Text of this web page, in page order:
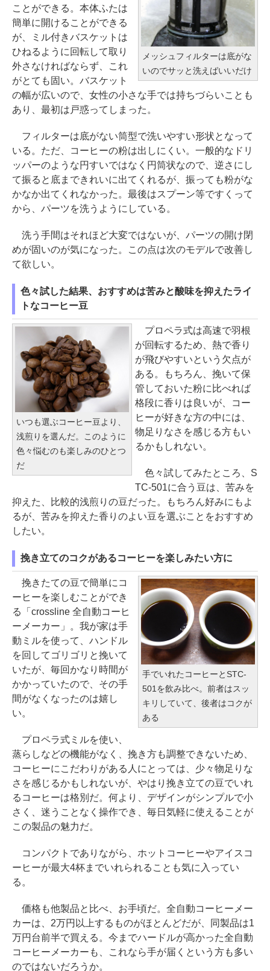
メッシュフィルターは底がな
いのでサッと洗えばいいだけ
ことができる。本体ふたは
簡単に開けることができる
が、ミル付きバスケットは
ひねるように回転して取り
外さなければならず、これ
がとても固い。バスケット
の幅が広いので、女性の小さな手では持ちづらいことも
あり、最初は戸惑ってしまった。
フィルターは底がない筒型で洗いやすい形状となって
いる。ただ、コーヒーの粉は出しにくい。一般的なドリ
ッパーのような円すいではなく円筒状なので、逆さにし
て振ると底まできれいに出てくれるが、振っても粉がな
かなか出てくれなかった。最後はスプーン等ですくって
から、パーツを洗うようにしている。
洗う手間はそれほど大変ではないが、パーツの開け閉
めが固いのが気になった。この点は次のモデルで改善し
て欲しい。
色々試した結果、おすすめは苦みと酸味を抑えたライ
トなコーヒー豆
いつも選ぶコーヒー豆より、
浅煎りを選んだ。このように
色々悩むのも楽しみのひとつ
だ
プロペラ式は高速で羽根
が回転するため、熱で香り
が飛びやすいという欠点が
ある。もちろん、挽いて保
管しておいた粉に比べれば
格段に香りは良いが、コー
ヒーが好きな方の中には、
物足りなさを感じる方もい
るかもしれない。
色々試してみたところ、S
TC-501に合う豆は、苦みを
抑えた、比較的浅煎りの豆だった。もちろん好みにもよ
るが、苦みを抑えた香りのよい豆を選ぶことをおすすめ
したい。
挽き立てのコクがあるコーヒーを楽しみたい方に
手でいれたコーヒーとSTC-
501を飲み比べ。前者はスッ
キリしていて、後者はコクが
ある
挽きたての豆で簡単にコ
ーヒーを楽しむことができ
る「crossline 全自動コーヒ
ーメーカー」。我が家は手
動ミルを使って、ハンドル
を回してゴリゴリと挽いて
いたが、毎回かなり時間が
かかっていたので、その手
間がなくなったのは嬉し
い。
プロペラ式ミルを使い、
蒸らしなどの機能がなく、挽き方も調整できないため、
コーヒーにこだわりがある人にとっては、少々物足りな
さを感じるかもしれないが、やはり挽き立ての豆でいれ
るコーヒーは格別だ。何より、デザインがシンプルで小
さく、迷うことなく操作でき、毎日気軽に使えることが
この製品の魅力だ。
コンパクトでありながら、ホットコーヒーやアイスコ
ーヒーが最大4杯までいれられることも気に入ってい
る。
価格も他製品と比べ、お手頃だ。全自動コーヒーメー
カーは、2万円以上するものがほとんどだが、同製品は1
万円台前半で買える。今までハードルが高かった全自動
コーヒーメーカーも、これなら手が届くという方も多い
のではないだろうか。